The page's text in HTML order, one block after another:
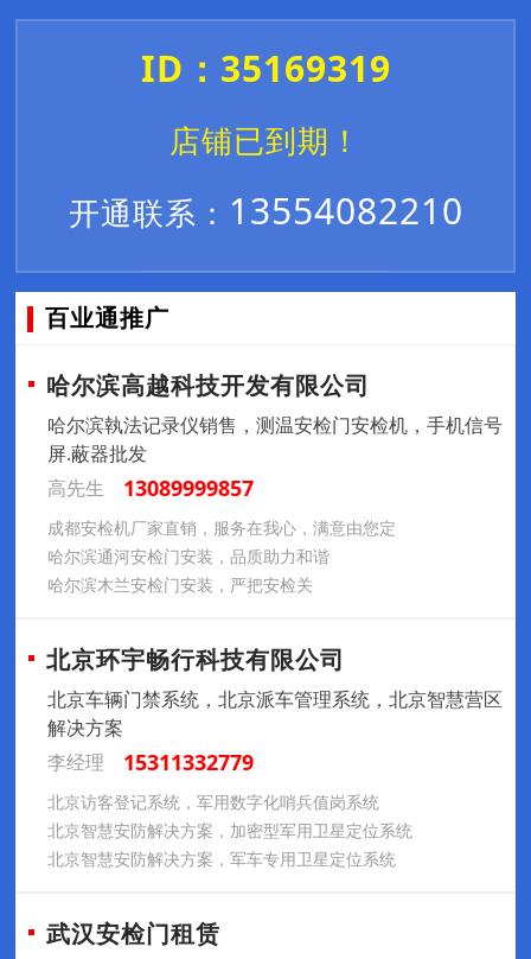
ID：35169319
店铺已到期！
开通联系： 13554082210
百业通推广
哈尔滨高越科技开发有限公司
哈尔滨執法记录仪销售，测温安检门安检机，手机信号
屏.蔽器批发
高先生
13089999857
成都安检机厂家直销，服务在我心，满意由您定
哈尔滨通河安检门安装，品质助力和谐
哈尔滨木兰安检门安装，严把安检关
北京环宇畅行科技有限公司
北京车辆门禁系统，北京派车管理系统，北京智慧营区
解决方案
李经理
15311332779
北京访客登记系统，军用数字化哨兵值岗系统
北京智慧安防解决方案，加密型军用卫星定位系统
北京智慧安防解决方案，军车专用卫星定位系统
武汉安检门租赁